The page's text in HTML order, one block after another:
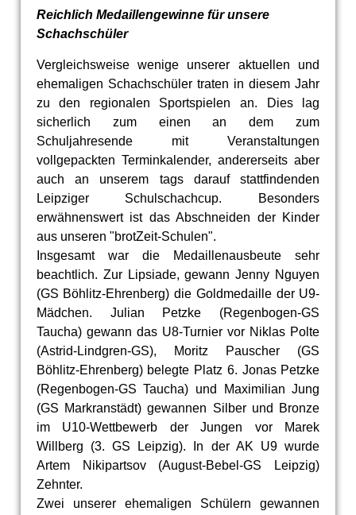
Reichlich Medaillengewinne für unsere
Schachschüler
Vergleichsweise wenige unserer aktuellen und
ehemaligen Schachschüler traten in diesem Jahr
zu den regionalen Sportspielen an. Dies lag
sicherlich zum einen an dem zum
Schuljahresende mit Veranstaltungen
vollgepackten Terminkalender, andererseits aber
auch an unserem tags darauf stattfindenden
Leipziger Schulschachcup. Besonders
erwähnenswert ist das Abschneiden der Kinder
aus unseren "brotZeit-Schulen".
Insgesamt war die Medaillenausbeute sehr
beachtlich. Zur Lipsiade, gewann Jenny Nguyen
(GS Böhlitz-Ehrenberg) die Goldmedaille der U9-
Mädchen. Julian Petzke (Regenbogen-GS
Taucha) gewann das U8-Turnier vor Niklas Polte
(Astrid-Lindgren-GS), Moritz Pauscher (GS
Böhlitz-Ehrenberg) belegte Platz 6. Jonas Petzke
(Regenbogen-GS Taucha) und Maximilian Jung
(GS Markranstädt) gewannen Silber und Bronze
im U10-Wettbewerb der Jungen vor Marek
Willberg (3. GS Leipzig). In der AK U9 wurde
Artem Nikipartsov (August-Bebel-GS Leipzig)
Zehnter.
Zwei unserer ehemaligen Schülern gewannen